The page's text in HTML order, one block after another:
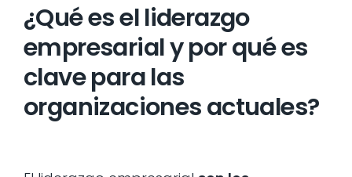
¿Qué es el liderazgo
empresarial y por qué es
clave para las
organizaciones actuales?